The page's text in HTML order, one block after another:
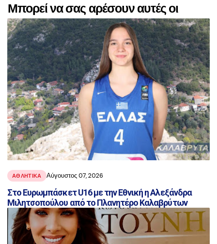
Μπορεί να σας αρέσουν αυτές οι
αναρτήσεις
ΑΘΛΗΤΙΚΑ Αύγουστος 07, 2026
Στο Ευρωμπάσκετ U16 με την Εθνική η Αλεξάνδρα
Μιλητσοπούλου από το Πλανητέρο Καλαβρύτων